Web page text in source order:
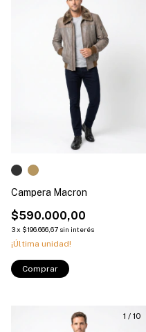
Campera Macron
$590.000,00
3x $196.666,67 sin interés
¡Última unidad!
Comprar
1 / 10